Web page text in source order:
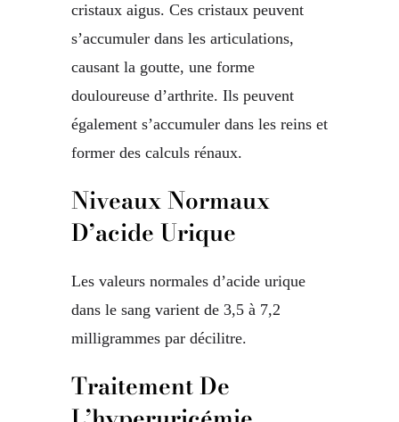
cristaux aigus. Ces cristaux peuvent
s’accumuler dans les articulations,
causant la goutte, une forme
douloureuse d’arthrite. Ils peuvent
également s’accumuler dans les reins et
former des calculs rénaux.
Niveaux Normaux
D’acide Urique
Les valeurs normales d’acide urique
dans le sang varient de 3,5 à 7,2
milligrammes par décilitre.
Traitement De